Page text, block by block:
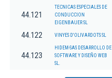
44.121
TECNICAS ESPECIALES DE
CONDUCCION
EIGENBAUER SL
44.122 VINYES D'OLIVARDOTS SL
44.123
HIDEM-SAS DESARROLLO DE
SOFTWARE Y DISEÑO WEB
SL.